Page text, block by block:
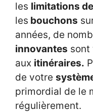
les limitations
les bouchons
années, de
innovantes sont
aux itinéraires.
de votre
primordial de le
régulièrement.